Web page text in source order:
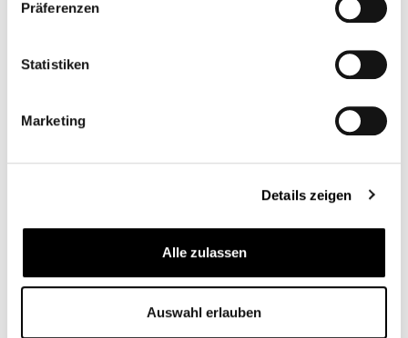
Präferenzen
Statistiken
Marketing
Details zeigen
Alle zulassen
Auswahl erlauben